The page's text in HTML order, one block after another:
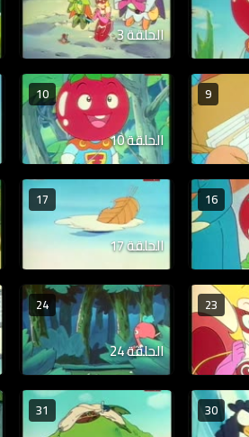
الحلقة 3
9
10
الحلقة 10
16
17
الحلقة 17
23
24
الحلقة 24
30
31